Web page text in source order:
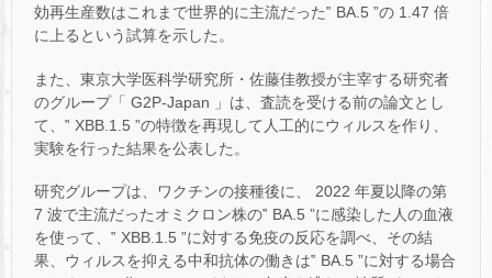
効再生産数はこれまで世界的に主流だった‟ BA.5 ”の 1.47 倍
に上るという試算を示した。
また、東京大学医科学研究所・佐藤佳教授が主宰する研究者
のグループ「 G2P-Japan 」は、査読を受ける前の論文とし
て、‟ XBB.1.5 ”の特徴を再現して人工的にウィルスを作り、
実験を行った結果を公表した。
研究グループは、ワクチンの接種後に、 2022 年夏以降の第
7 波で主流だったオミクロン株の‟ BA.5 ”に感染した人の血液
を使って、‟ XBB.1.5 ”に対する免疫の反応を調べ、その結
果、ウィルスを抑える中和抗体の働きは‟ BA.5 ”に対する場合